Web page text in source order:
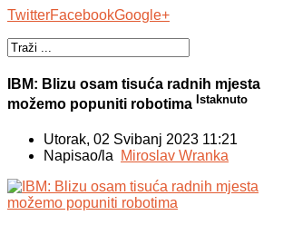
TwitterFacebookGoogle+
IBM: Blizu osam tisuća radnih mjesta
možemo popuniti robotima Istaknuto
Utorak, 02 Svibanj 2023 11:21
Napisao/la Miroslav Wranka